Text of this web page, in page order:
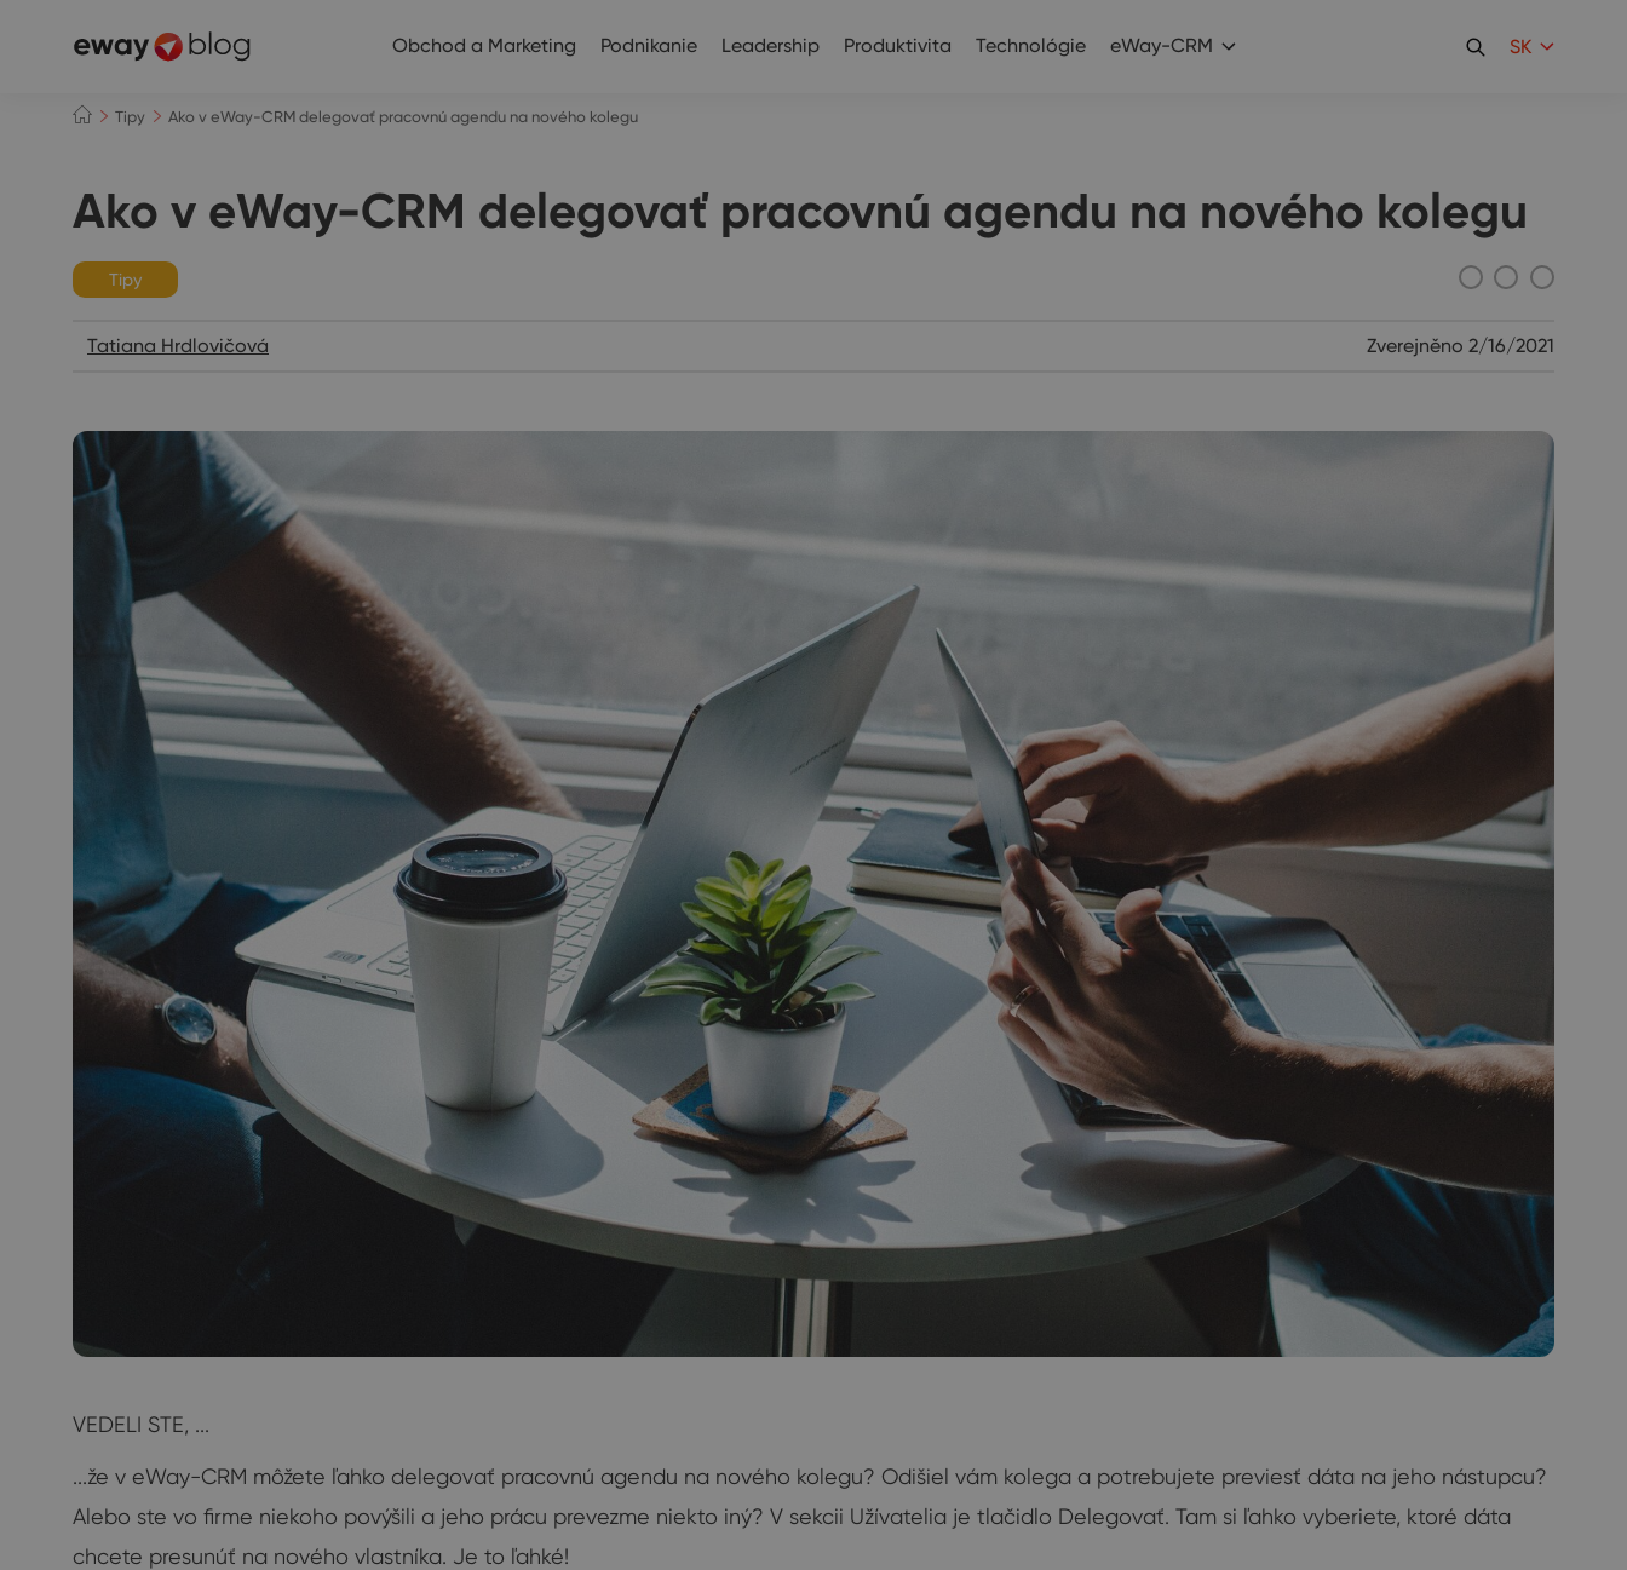
Obchod a Marketing Podnikanie Leadership Produktivita Technológie eWay-CRM SK
Tipy Ako v eWay-CRM delegovať pracovnú agendu na nového kolegu
Ako v eWay-CRM delegovať pracovnú agendu na nového kolegu
Tipy
Tatiana Hrdlovičová Zverejněno 2/16/2021
VEDELI STE, ...
...že v eWay-CRM môžete ľahko delegovať pracovnú agendu na nového kolegu? Odišiel vám kolega a potrebujete previesť dáta na jeho nástupcu?
Alebo ste vo firme niekoho povýšili a jeho prácu prevezme niekto iný? V sekcii Užívatelia je tlačidlo Delegovať. Tam si ľahko vyberiete, ktoré dáta
chcete presunúť na nového vlastníka. Je to ľahké!